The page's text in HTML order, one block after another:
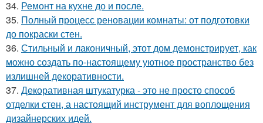
34. Ремонт на кухне до и после.
35. Полный процесс реновации комнаты: от подготовки
до покраски стен.
36. Стильный и лаконичный, этот дом демонстрирует, как
можно создать по-настоящему уютное пространство без
излишней декоративности.
37. Декоративная штукатурка - это не просто способ
отделки стен, а настоящий инструмент для воплощения
дизайнерских идей.